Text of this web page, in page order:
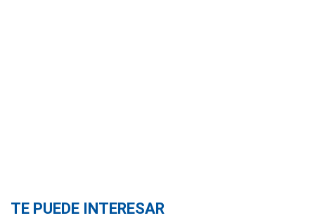
TE PUEDE INTERESAR